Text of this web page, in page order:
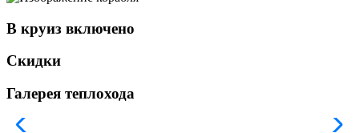
В круиз включено
Скидки
Галерея теплохода